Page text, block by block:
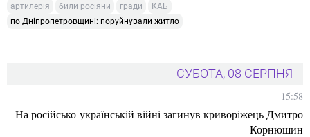
артилерія били росіяни гради
КАБ
по Дніпропетровщині: поруйнували житло
СУБОТА, 08 СЕРПНЯ
15:58
На російсько-українській війні загинув криворіжець Дмитро
Корнюшин